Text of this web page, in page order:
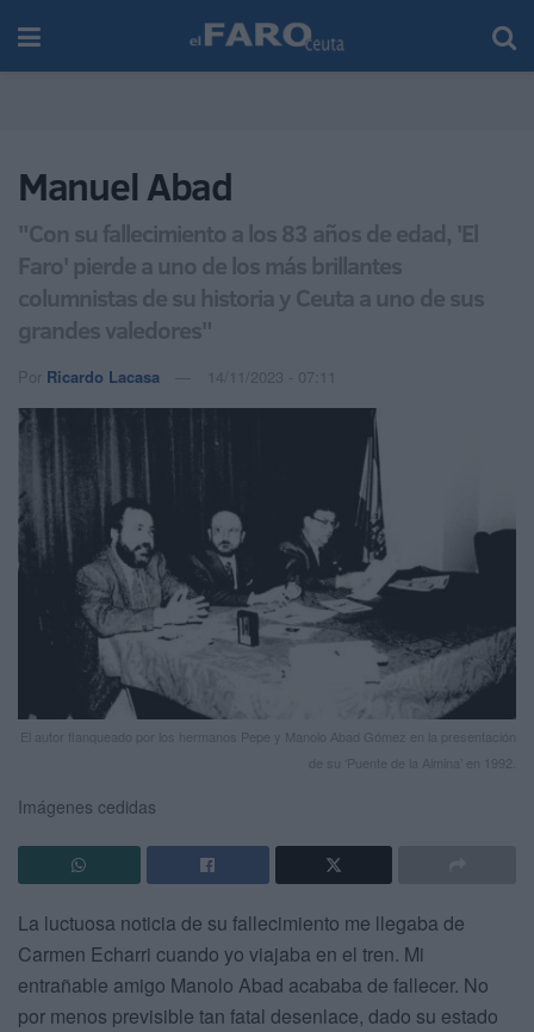
Manuel Abad
"Con su fallecimiento a los 83 años de edad, 'El
Faro' pierde a uno de los más brillantes
columnistas de su historia y Ceuta a uno de sus
grandes valedores"
Por Ricardo Lacasa 14/11/2023 - 07:11
El autor flanqueado por los hermanos Pepe y Manolo Abad Gómez en la presentación
de su ‘Puente de la Almina’ en 1992.
Imágenes cedidas
La luctuosa noticia de su fallecimiento me llegaba de
Carmen Echarri cuando yo viajaba en el tren. Mi
entrañable amigo Manolo Abad acababa de fallecer. No
por menos previsible tan fatal desenlace, dado su estado